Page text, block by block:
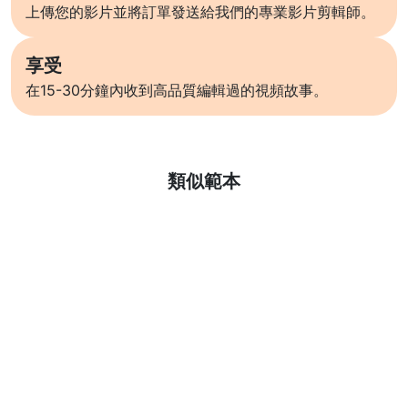
上傳您的影片並將訂單發送給我們的專業影片剪輯師。
享受
在15-30分鐘內收到高品質編輯過的視頻故事。
類似範本
了解更多